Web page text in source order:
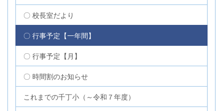
〇 校長室だより
〇 行事予定【一年間】
〇 行事予定【月】
〇 時間割のお知らせ
これまでの千丁小（～令和７年度）